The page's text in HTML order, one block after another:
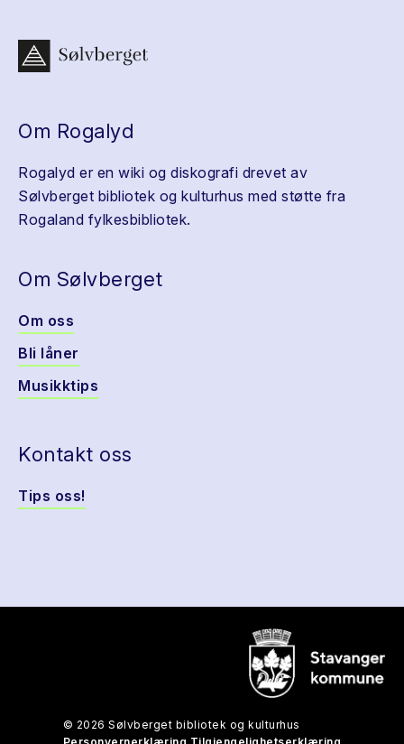
Om Rogalyd
Rogalyd er en wiki og diskografi drevet av
Sølvberget bibliotek og kulturhus med støtte fra
Rogaland fylkesbibliotek.
Om Sølvberget
Om oss
Bli låner
Musikktips
Kontakt oss
Tips oss!
© 2026 Sølvberget bibliotek og kulturhus